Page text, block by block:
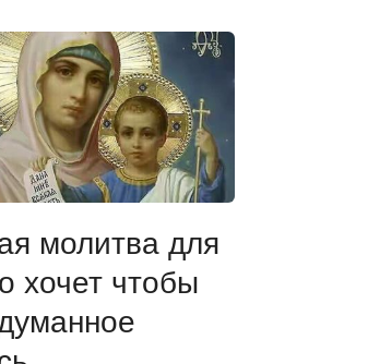
молитва для
хочет чтобы